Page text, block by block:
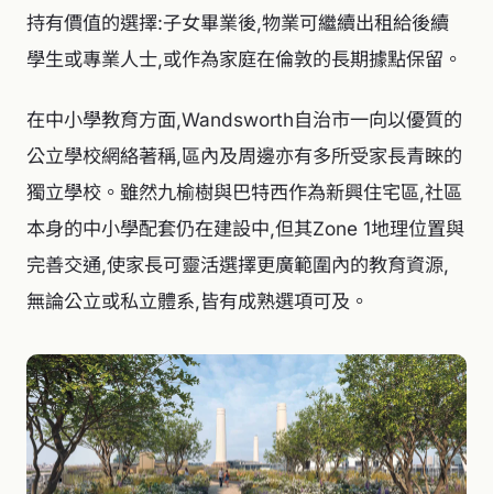
持有價值的選擇:子女畢業後,物業可繼續出租給後續
學生或專業人士,或作為家庭在倫敦的長期據點保留。
在中小學教育方面,Wandsworth自治市一向以優質的
公立學校網絡著稱,區內及周邊亦有多所受家長青睞的
獨立學校。雖然九榆樹與巴特西作為新興住宅區,社區
本身的中小學配套仍在建設中,但其Zone 1地理位置與
完善交通,使家長可靈活選擇更廣範圍內的教育資源,
無論公立或私立體系,皆有成熟選項可及。